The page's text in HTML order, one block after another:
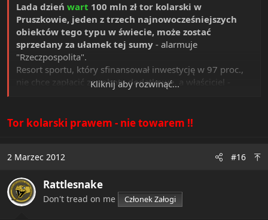
Lada dzień wart 100 mln zł tor kolarski w
Pruszkowie, jeden z trzech najnowocześniejszych
obiektów tego typu w świecie, może zostać
sprzedany za ułamek tej sumy - alarmuje
"Rzeczpospolita".
Resort sportu, który sfinansował inwestycję w 97 proc.,
nie chce zapłacić za roboty dodatkowe, a właściciel -
Powodem zamieszania jest dług Polskiego Związku
Puławy, za dodatkowe prace przy budowie toru - blisko 6
zlicytować obiekt. PZKol nie zapłaci, bo tonie w długach,
a resort umywa ręce. - Nie możemy umorzyć tego długu
- mówi Tadeusz Rybak, prezes Mostostalu Puławy.
Kliknij aby rozwinąć...
Tor kolarski prawem - nie towarem !!
2 Marzec 2012 #16
Rattlesnake
Don't tread on me Członek Załogi